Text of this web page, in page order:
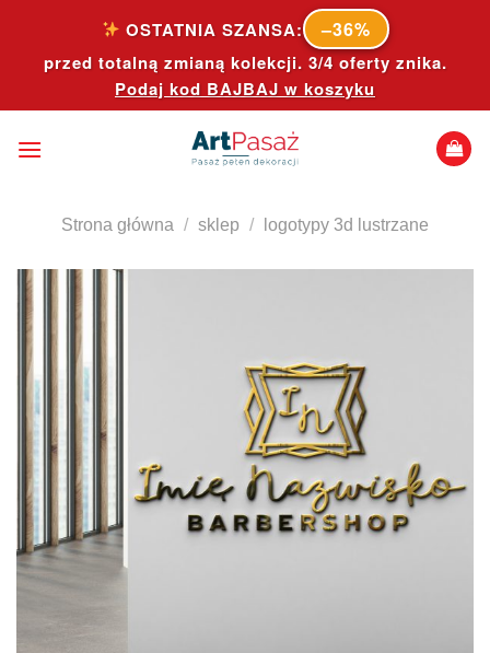
content
OSTATNIA SZANSA: –36%
przed totalną zmianą kolekcji. 3/4 oferty znika.
Podaj kod BAJBAJ w koszyku
Strona główna / sklep / logotypy 3d lustrzane